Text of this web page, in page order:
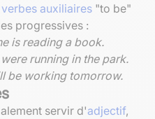
verbes auxiliaires "to be"
progressives :
is reading a book.
running in the park.
be working tomorrow.
servir d'adjectif,